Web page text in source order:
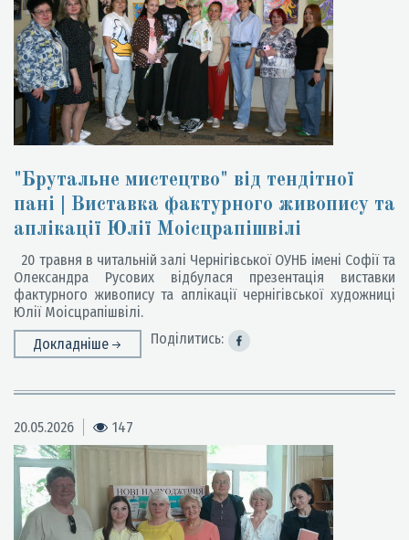
"Брутальне мистецтво" від тендітної
пані | Виставка фактурного живопису та
аплікації Юлії Моісцрапішвілі
20 травня в читальній залі Чернігівської ОУНБ імені Софії та
Олександра Русових відбулася презентація виставки
фактурного живопису та аплікації чернігівської художниці
Юлії Моісцрапішвілі.
Докладніше
Поділитись:
20.05.2026 147